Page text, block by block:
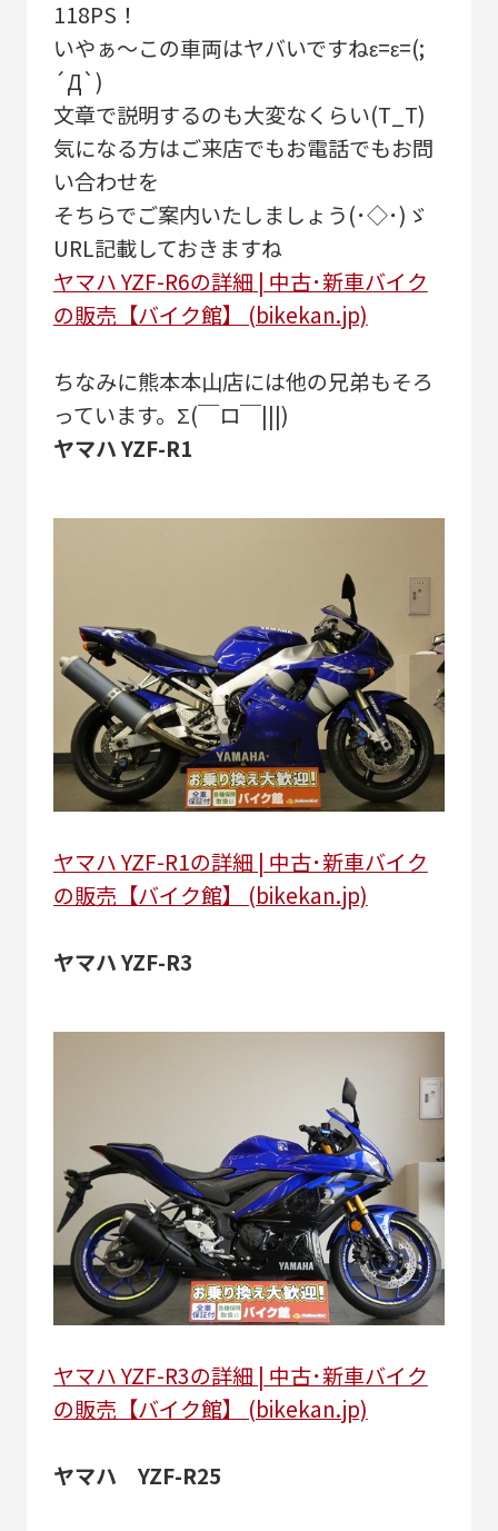
118PS！
いやぁ～この車両はヤバいですねε=ε=(;
´Д`)
文章で説明するのも大変なくらい(T_T)
気になる方はご来店でもお電話でもお問
い合わせを
そちらでご案内いたしましょう(･◇･)ゞ
URL記載しておきますね
ヤマハ YZF-R6の詳細 | 中古･新車バイク
の販売【バイク館】 (bikekan.jp)
ちなみに熊本本山店には他の兄弟もそろ
っています。Σ(￣ロ￣|||)
ヤマハ YZF-R1
ヤマハ YZF-R1の詳細 | 中古･新車バイク
の販売【バイク館】 (bikekan.jp)
ヤマハ YZF-R3
ヤマハ YZF-R3の詳細 | 中古･新車バイク
の販売【バイク館】 (bikekan.jp)
ヤマハ YZF-R25